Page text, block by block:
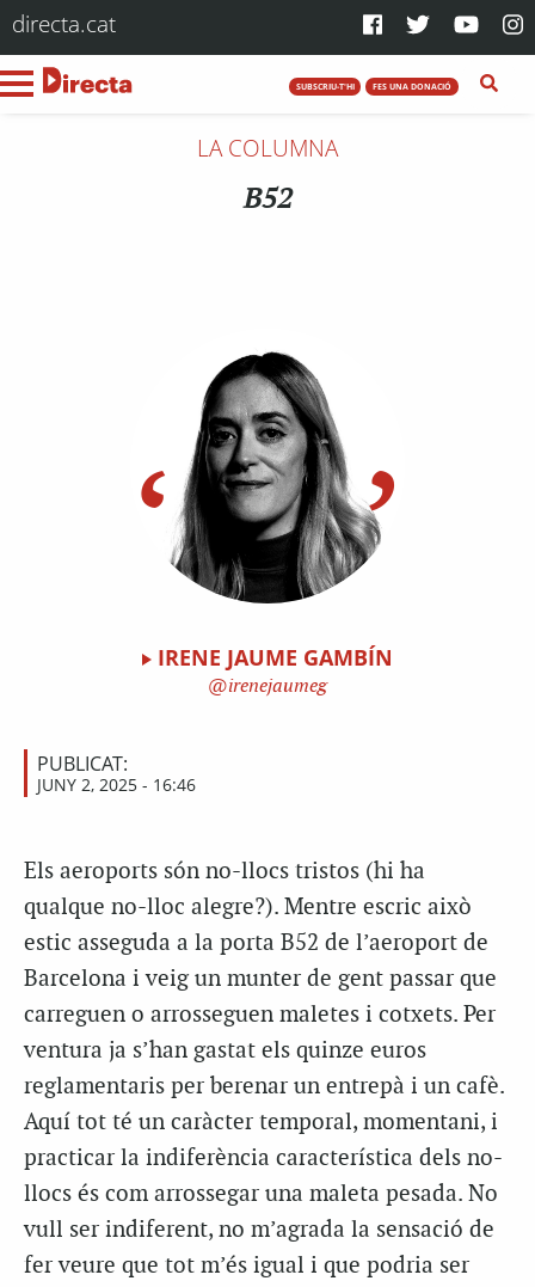
directa.cat
SUBSCRIU-T'HI FES UNA DONACIÓ
LA COLUMNA
B52
IRENE JAUME GAMBÍN
irenejaumeg
PUBLICAT:
JUNY 2, 2025 - 16:46
Els aeroports són no-llocs tristos (hi ha
qualque no-lloc alegre?). Mentre escric això
estic asseguda a la porta B52 de l’aeroport de
Barcelona i veig un munter de gent passar que
carreguen o arrosseguen maletes i cotxets. Per
ventura ja s’han gastat els quinze euros
reglamentaris per berenar un entrepà i un cafè.
Aquí tot té un caràcter temporal, momentani, i
practicar la indiferència característica dels no-
llocs és com arrossegar una maleta pesada. No
vull ser indiferent, no m’agrada la sensació de
fer veure que tot m’és igual i que podria ser